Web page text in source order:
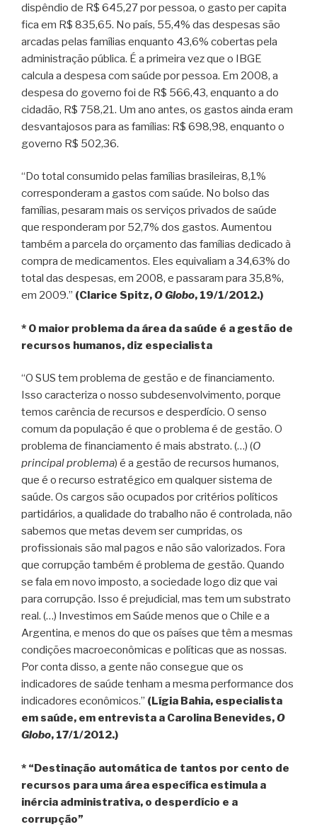
dispêndio de R$ 645,27 por pessoa, o gasto per capita
fica em R$ 835,65. No país, 55,4% das despesas são
arcadas pelas famílias enquanto 43,6% cobertas pela
administração pública. É a primeira vez que o IBGE
calcula a despesa com saúde por pessoa. Em 2008, a
despesa do governo foi de R$ 566,43, enquanto a do
cidadão, R$ 758,21. Um ano antes, os gastos ainda eram
desvantajosos para as famílias: R$ 698,98, enquanto o
governo R$ 502,36.
“Do total consumido pelas famílias brasileiras, 8,1%
corresponderam a gastos com saúde. No bolso das
famílias, pesaram mais os serviços privados de saúde
que responderam por 52,7% dos gastos. Aumentou
também a parcela do orçamento das famílias dedicado à
compra de medicamentos. Eles equivaliam a 34,63% do
total das despesas, em 2008, e passaram para 35,8%,
em 2009.” (Clarice Spitz,O Globo, 19/1/2012.)
* O maior problema da área da saúde é a gestão de
recursos humanos, diz especialista
“O SUS tem problema de gestão e de financiamento.
Isso caracteriza o nosso subdesenvolvimento, porque
temos carência de recursos e desperdício. O senso
comum da população é que o problema é de gestão. O
problema de financiamento é mais abstrato. (…) (O
principal problema) é a gestão de recursos humanos,
que é o recurso estratégico em qualquer sistema de
saúde. Os cargos são ocupados por critérios políticos
partidários, a qualidade do trabalho não é controlada, não
sabemos que metas devem ser cumpridas, os
profissionais são mal pagos e não são valorizados. Fora
que corrupção também é problema de gestão. Quando
se fala em novo imposto, a sociedade logo diz que vai
para corrupção. Isso é prejudicial, mas tem um substrato
real. (…) Investimos em Saúde menos que o Chile e a
Argentina, e menos do que os países que têm a mesmas
condições macroeconômicas e políticas que as nossas.
Por conta disso, a gente não consegue que os
indicadores de saúde tenham a mesma performance dos
indicadores econômicos.” (Lígia Bahia, especialista
em saúde, em entrevista a Carolina Benevides,O
Globo, 17/1/2012.)
* “Destinação automática de tantos por cento de
recursos para uma área específica estimula a
inércia administrativa, o desperdício e a
corrupção”